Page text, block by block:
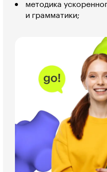
методика
и грамматики;